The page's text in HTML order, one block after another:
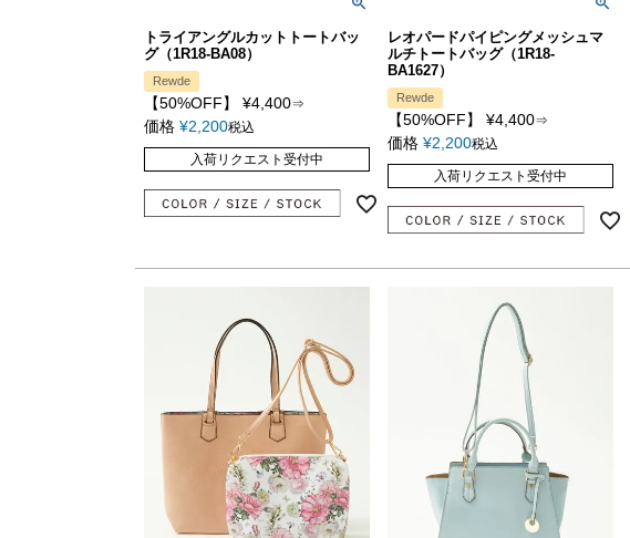
トライアングルカットトートバッ
グ（1R18-BA08）
Rewde
【50%OFF】 ¥4,400⇒
価格 ¥2,200税込
入荷リクエスト受付中
レオパードパイピングメッシュマ
ルチトートバッグ（1R18-
BA1627）
Rewde
【50%OFF】 ¥4,400⇒
価格 ¥2,200税込
入荷リクエスト受付中